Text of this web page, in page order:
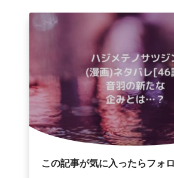
この記事が気に入ったらフォ